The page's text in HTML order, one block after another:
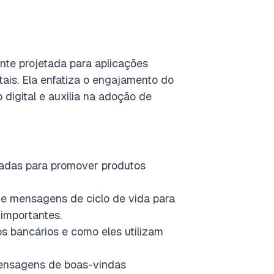
projetada para aplicações
Ela enfatiza o engajamento do
digital e auxilia na adoção de
para promover produtos
mensagens de ciclo de vida para
bancários e como eles utilizam
de boas-vindas